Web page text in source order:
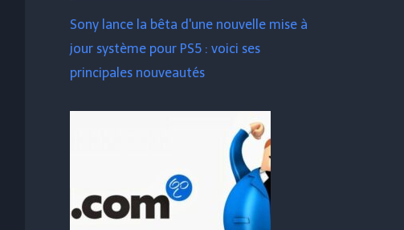
Sony lance la bêta d'une nouvelle mise à
jour système pour PS5 : voici ses
principales nouveautés